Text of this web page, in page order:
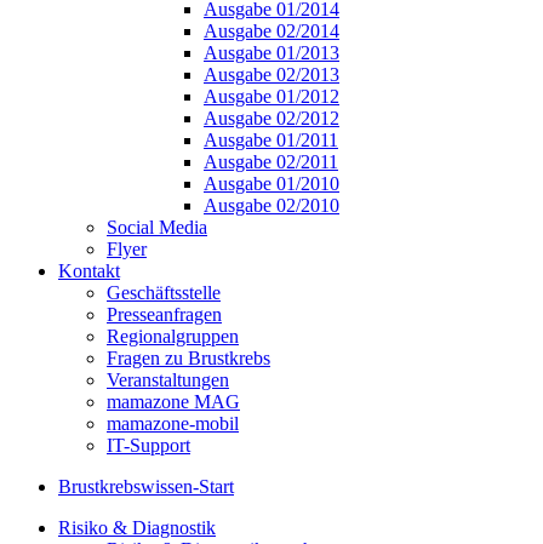
Ausgabe 01/2014
Ausgabe 02/2014
Ausgabe 01/2013
Ausgabe 02/2013
Ausgabe 01/2012
Ausgabe 02/2012
Ausgabe 01/2011
Ausgabe 02/2011
Ausgabe 01/2010
Ausgabe 02/2010
Social Media
Flyer
Kontakt
Geschäftsstelle
Presseanfragen
Regionalgruppen
Fragen zu Brustkrebs
Veranstaltungen
mamazone MAG
mamazone-mobil
IT-Support
Brustkrebswissen-Start
Risiko & Diagnostik